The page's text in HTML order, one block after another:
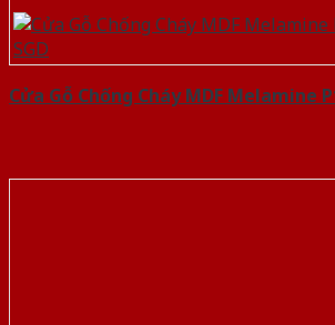
Cửa Gỗ Chống Cháy MDF Melamine